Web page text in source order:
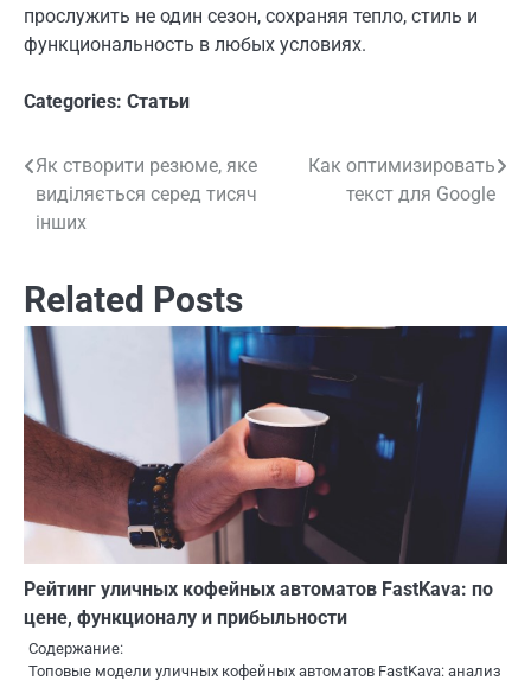
прослужить не один сезон, сохраняя тепло, стиль и
функциональность в любых условиях.
Categories: Статьи
Навигация
по
Як створити резюме, яке
виділяється серед тисяч
інших
Как оптимизировать
текст для Google
Related Posts
Рейтинг уличных кофейных автоматов FastKava: по
цене, функционалу и прибыльности
Содержание:
Топовые модели уличных кофейных автоматов FastKava: анализ